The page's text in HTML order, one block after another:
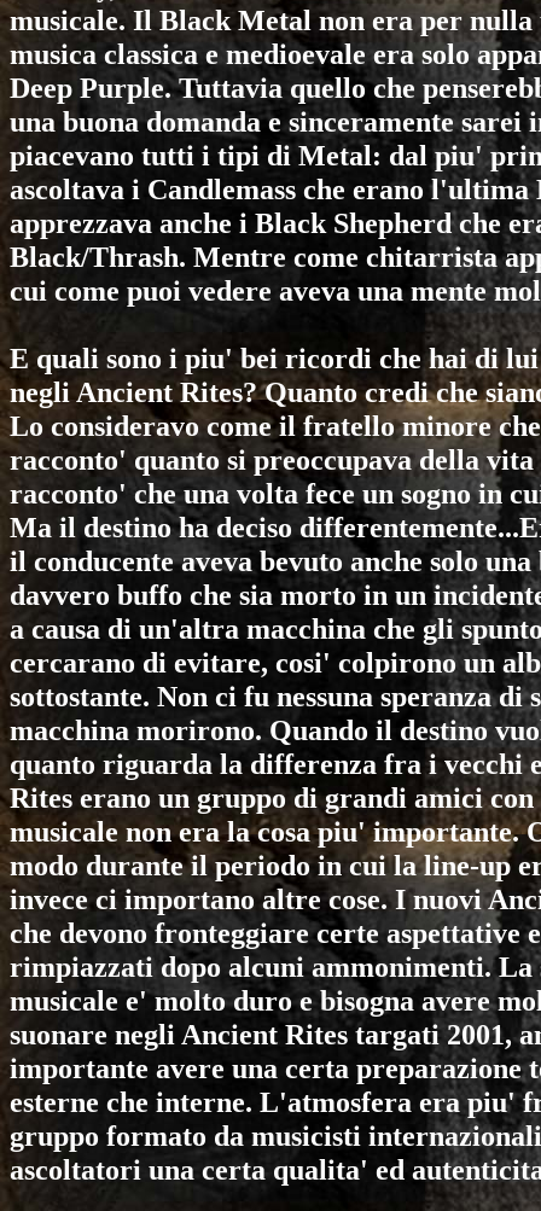
musicale. Il Black Metal non era per nulla
musica classica e medioevale era solo
Deep Purple. Tuttavia quello che
una buona domanda e sinceramente
piacevano tutti i tipi di Metal: dal piu'
ascoltava i Candlemass che erano l'ultima
apprezzava anche i Black Shepherdche
Black/Thrash. Mentre come chitarrista
cui come puoi vedere aveva una mente
E quali sono i piu' bei ricordi che hai di
negli Ancient Rites? Quanto credi che
Lo consideravo come il fratello minore
racconto' quanto si preoccupava della
racconto' che una volta fece un sogno in
Ma il destino ha deciso
il conducente aveva bevuto anche solo
davvero buffo che sia morto in un
a causa di un'altra macchina che gli
cercarano di evitare, cosi' colpirono un
sottostante. Non ci fu nessuna speranza
macchina morirono. Quando il destino
quanto riguarda la differenza fra i vecchi
Rites erano un gruppo di grandi amici
musicale non era la cosa piu' importante.
modo durante il periodo in cui la line-up
invece ci importano altre cose. I nuovi
che devono fronteggiare certe aspettative
rimpiazzati dopo alcuni ammonimenti.
musicale e' molto duro e bisogna avere
suonare negli Ancient Ritestargati 2001,
importante avere una certa preparazione
esterne che interne. L'atmosfera era piu'
gruppo formato da musicisti
ascoltatori una certa qualita' ed